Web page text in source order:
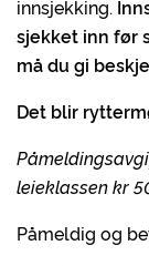
innsjekking.
sjekket inn før
må du gi
Det blir
leieklassen kr
Påmeldig og